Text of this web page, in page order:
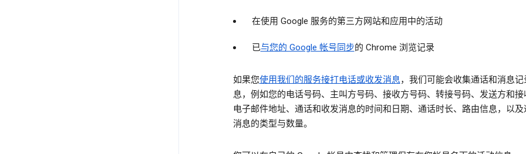
在使用 Google 服务的第三方网站和应用中的活动
已与您的 Google 帐号同步的 Chrome 浏览记录
如果您使用我们的服务接打电话或收发消息，我们可能会收集通话和消息记
息，例如您的电话号码、主叫方号码、接收方号码、转接号码、发送方和接
电子邮件地址、通话和收发消息的时间和日期、通话时长、路由信息，以及
消息的类型与数量。